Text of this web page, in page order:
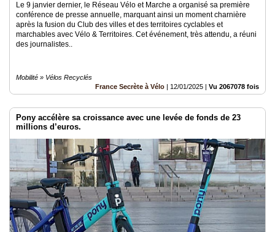
Le 9 janvier dernier, le Réseau Vélo et Marche a organisé sa première
conférence de presse annuelle, marquant ainsi un moment charnière
après la fusion du Club des villes et des territoires cyclables et
marchables avec Vélo & Territoires. Cet événement, très attendu, a réuni
des journalistes..
Mobilité » Vélos Recyclés
France Secrète à Vélo | 12/01/2025 | Vu 2067078 fois
Pony accélère sa croissance avec une levée de fonds de 23
millions d’euros.